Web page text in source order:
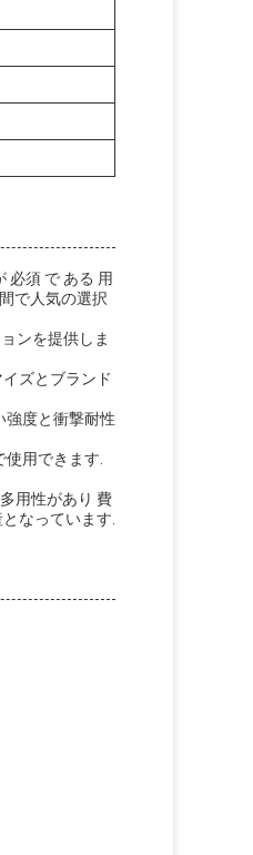
必須 で ある 用
で人気の選択
ンを提供しま
ズとブランド
強度と衝撃耐性
用できます.
用性があり 費
なっています.